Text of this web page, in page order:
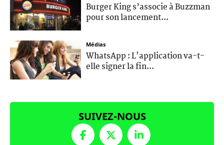
Burger King s’associe à Buzzman
pour son lancement...
Médias
WhatsApp : L'application va-t-
elle signer la fin...
SUIVEZ-NOUS